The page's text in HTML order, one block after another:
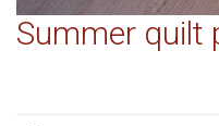
Summer quilt